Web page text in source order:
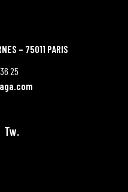
– 75011 PARIS
25
Tw.